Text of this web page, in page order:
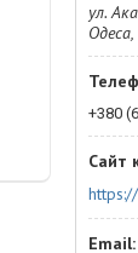
ул.
Одеса,
+380